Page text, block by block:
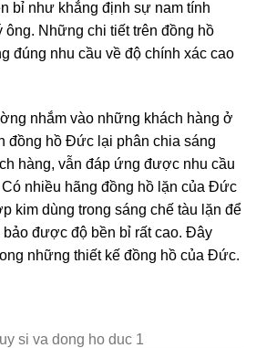
bỉ như khẳng định sự nam tính
ông. Những chi tiết trên đồng hồ
đúng nhu cầu về độ chính xác cao
nhắm vào những khách hàng ở
đồng hồ Đức lại phân chia sáng
hàng, vẫn đáp ứng được nhu cầu
nhiều hãng đồng hồ lặn của Đức
kim dùng trong sáng chế tàu lặn để
bảo được độ bền bỉ rất cao. Đây
những thiết kế đồng hồ của Đức.